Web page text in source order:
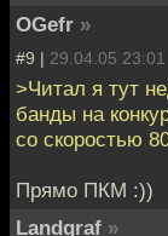
OGefr »
#9 | 29.04.05 23:01
>Читал я тут
банды на
со скоростью
Прямо ПКМ :))
Landgraf »